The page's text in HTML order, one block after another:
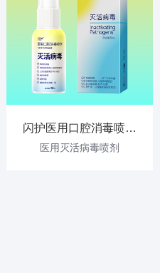
闪护医用口腔消毒喷剂
30ml
医用灭活病毒喷剂